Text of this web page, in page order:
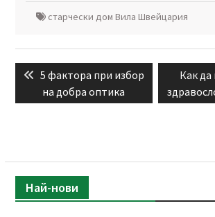
старчески дом Вила Швейцария
Навигация
Previous
post:
5 фактора при избор
на добра оптика
Next
post:
Как
Най-нови